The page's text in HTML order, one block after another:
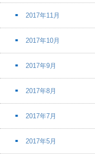
2017年11月
2017年10月
2017年9月
2017年8月
2017年7月
2017年5月